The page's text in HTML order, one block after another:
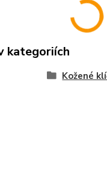
kategoriích
Kožené